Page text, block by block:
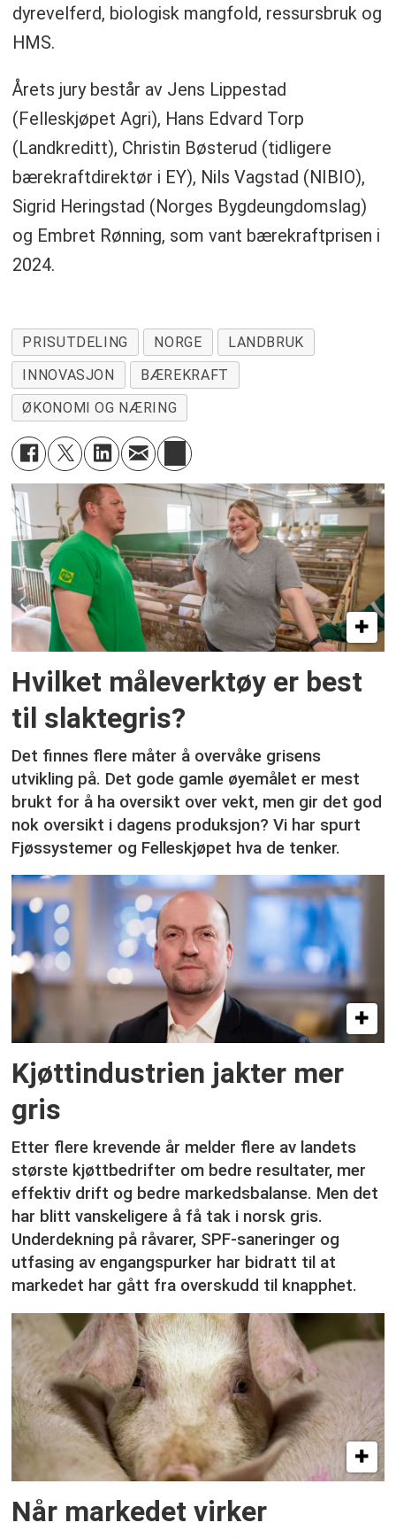
dyrevelferd, biologisk mangfold, ressursbruk og
HMS.
Årets jury består av Jens Lippestad
(Felleskjøpet Agri), Hans Edvard Torp
(Landkreditt), Christin Bøsterud (tidligere
bærekraftdirektør i EY), Nils Vagstad (NIBIO),
Sigrid Heringstad (Norges Bygdeungdomslag)
og Embret Rønning, som vant bærekraftprisen i
2024.
PRISUTDELING NORGE
LANDBRUK
INNOVASJON
BÆREKRAFT
ØKONOMI OG NÆRING
Hvilket måleverktøy er best
til slaktegris?
Det finnes flere måter å overvåke grisens
utvikling på. Det gode gamle øyemålet er mest
brukt for å ha oversikt over vekt, men gir det god
nok oversikt i dagens produksjon? Vi har spurt
Fjøssystemer og Felleskjøpet hva de tenker.
Kjøttindustrien jakter mer
gris
Etter flere krevende år melder flere av landets
største kjøttbedrifter om bedre resultater, mer
effektiv drift og bedre markedsbalanse. Men det
har blitt vanskeligere å få tak i norsk gris.
Underdekning på råvarer, SPF-saneringer og
utfasing av engangspurker har bidratt til at
markedet har gått fra overskudd til knapphet.
Når markedet virker